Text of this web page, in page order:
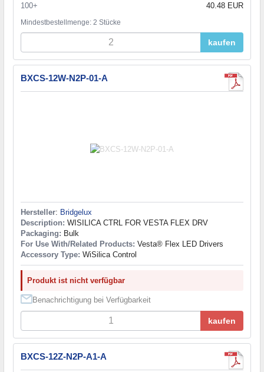
100+
40.48 EUR
Mindestbestellmenge: 2 Stücke
kaufen
BXCS-12W-N2P-01-A
Hersteller: Bridgelux
Description: WISILICA CTRL FOR VESTA FLEX DRV
Packaging: Bulk
For Use With/Related Products: Vesta® Flex LED Drivers
Accessory Type: WiSilica Control
Produkt ist nicht verfügbar
Benachrichtigung bei Verfügbarkeit
kaufen
BXCS-12Z-N2P-A1-A